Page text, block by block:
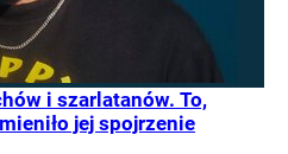
i szarlatanów. To,
jej spojrzenie